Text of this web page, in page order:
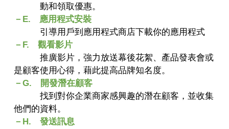
動和領取優惠。
－E. 應用程式安裝
引導用戶到應用程式商店下載你的應用程式
－F. 觀看影片
推廣影片，強力放送幕後花絮、產品發表會或
是顧客使用心得，藉此提高品牌知名度。
－G. 開發潛在顧客
找到對你企業商家感興趣的潛在顧客，並收集
他們的資料。
－H. 發送訊息